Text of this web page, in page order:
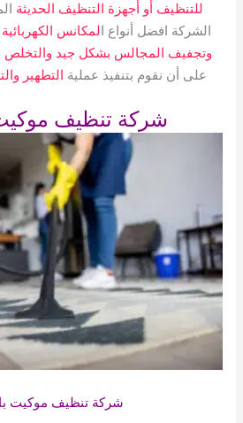
للتنظيف أو أجهزة التنظيف الحديثة
الشركة افضل أنواع المكانس
وتجفيف المجالس بشكل جيد والتخلص
على أن نقوم بتنفيذ عملية التطهير
شركة تنظيف
شركة تنظيف موكيت